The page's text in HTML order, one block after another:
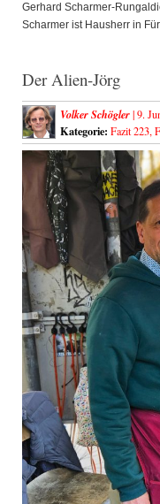
Gerhard Scharmer-
Scharmer ist Hausherr in
Der Alien-Jörg
Volker Schögler| 9.
Kategorie: Fazit 223,